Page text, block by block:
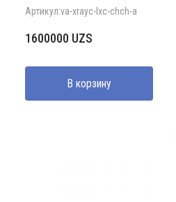
Артикул:va-xrayc-lxc-chch-a
1600000 UZS
В корзину